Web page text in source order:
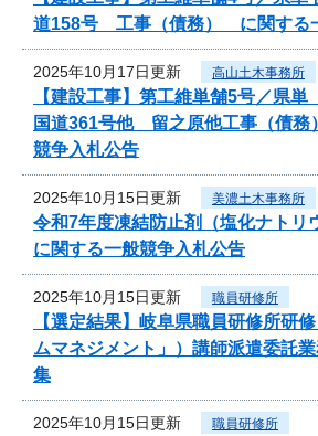
道158号 工事（債務） に関する
2025年10月17日更新 高山土木事務所
【建設工事】第工維単舗5号／県
国道361号他 留之原他工事（債
競争入札公告
2025年10月15日更新 美濃土木事務所
令和7年度凍結防止剤（塩化ナトリ
に関する一般競争入札公告
2025年10月15日更新 職員研修所
【選定結果】岐阜県職員研修所研
ムマネジメント」）講師派遣委託
集
2025年10月15日更新 職員研修所